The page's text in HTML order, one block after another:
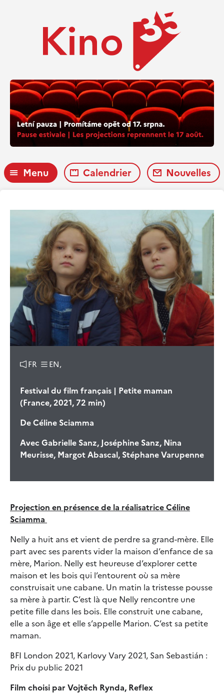
Menu Calendrier Nouvelles
FR EN,
Festival du film français | Petite maman
(France, 2021, 72 min)
DeCéline Sciamma
AvecGabrielle Sanz, Joséphine Sanz, Nina
Meurisse, Margot Abascal, Stéphane Varupenne
Projection en présence de la réalisatrice Céline
Sciamma
Nelly a huit ans et vient de perdre sa grand-mère. Elle
part avec ses parents vider la maison d’enfance de sa
mère, Marion. Nelly est heureuse d’explorer cette
maison et les bois qui l’entourent où sa mère
construisait une cabane. Un matin la tristesse pousse
sa mère à partir. C’est là que Nelly rencontre une
petite fille dans les bois. Elle construit une cabane,
elle a son âge et elle s’appelle Marion. C’est sa petite
maman.
BFI London 2021, Karlovy Vary 2021, San Sebastián :
Prix du public 2021
Film choisi par Vojtěch Rynda, Reflex